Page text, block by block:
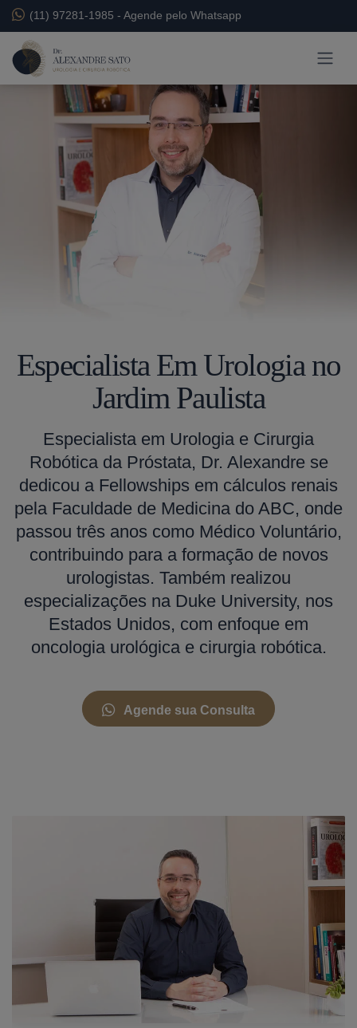
(11) 97281-1985 - Agende pelo Whatsapp
Especialista Em Urologia no
Jardim Paulista
Especialista em Urologia e Cirurgia
Robótica da Próstata, Dr. Alexandre se
dedicou a Fellowships em cálculos renais
pela Faculdade de Medicina do ABC, onde
passou três anos como Médico Voluntário,
contribuindo para a formação de novos
urologistas. Também realizou
especializações na Duke University, nos
Estados Unidos, com enfoque em
oncologia urológica e cirurgia robótica.
Agende sua Consulta